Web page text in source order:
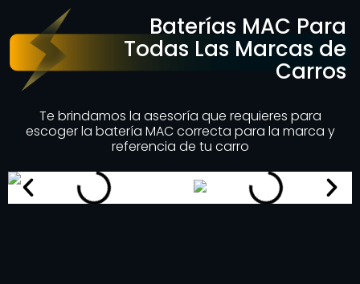
Baterías MAC Para
Todas Las Marcas de
Carros
Te brindamos la asesoría que requieres para
escoger la batería MAC correcta para la marca y
referencia de tu carro